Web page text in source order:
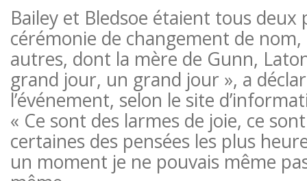
Bailey et Bledsoe étaient tous deux
cérémonie de changement de
autres, dont la mère de Gunn,
grand jour, un grand jour », a
l’événement, selon le site
« Ce sont des larmes de joie, ce
certaines des pensées les plus
un moment je ne pouvais même